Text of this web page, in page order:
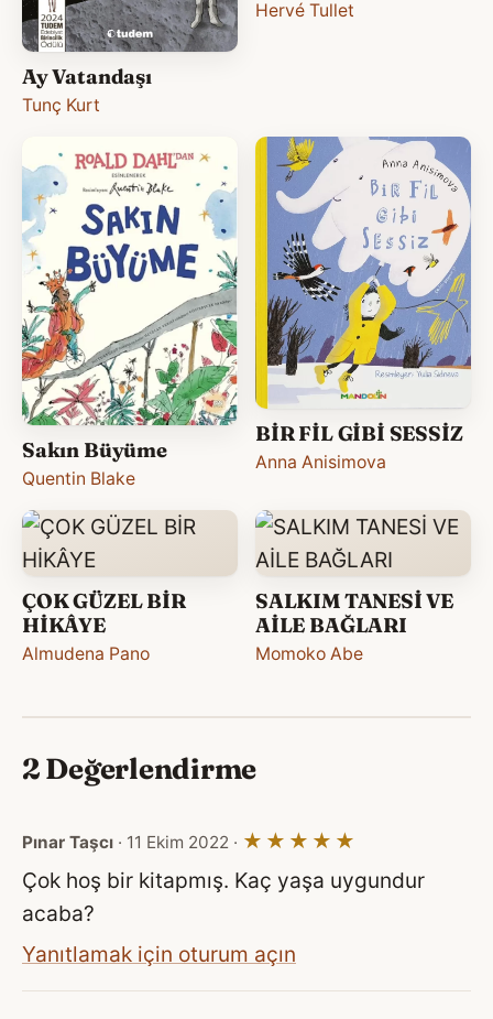
Ay Vatandaşı
Tunç Kurt
Hervé Tullet
Sakın Büyüme
Quentin Blake
BİR FİL GİBİ SESSİZ
Anna Anisimova
ÇOK GÜZEL BİR
HİKÂYE
Almudena Pano
SALKIM TANESİ VE
AİLE BAĞLARI
Momoko Abe
2 Değerlendirme
Pınar Taşcı · 11 Ekim 2022 · ★★★★★
Çok hoş bir kitapmış. Kaç yaşa uygundur
acaba?
Yanıtlamak için oturum açın